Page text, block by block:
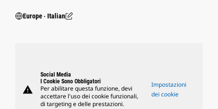
Europe ‧ Italian
warning
Social Media
I Cookie Sono Obbligatori
Per abilitare questa funzione, devi
accettare l'uso dei cookie funzionali,
di targeting e delle prestazioni.
Impostazioni
dei cookie